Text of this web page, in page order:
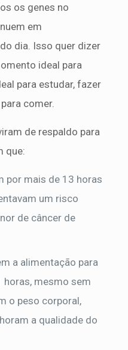
os genes no
em
dia. Isso quer dizer
ideal para
para estudar, fazer
comer.
de respaldo para
que:
por mais de 13 horas
um risco
de câncer de
a alimentação para
horas, mesmo sem
o peso corporal,
a qualidade do